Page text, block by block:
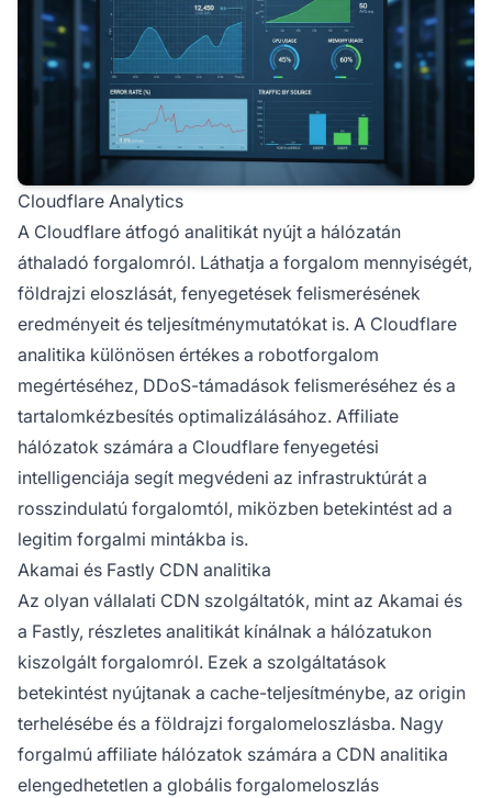
Cloudflare Analytics
A Cloudflare átfogó analitikát nyújt a hálózatán
áthaladó forgalomról. Láthatja a forgalom mennyiségét,
földrajzi eloszlását, fenyegetések felismerésének
eredményeit és teljesítménymutatókat is. A Cloudflare
analitika különösen értékes a robotforgalom
megértéséhez, DDoS-támadások felismeréséhez és a
tartalomkézbesítés optimalizálásához. Affiliate
hálózatok számára a Cloudflare fenyegetési
intelligenciája segít megvédeni az infrastruktúrát a
rosszindulatú forgalomtól, miközben betekintést ad a
legitim forgalmi mintákba is.
Akamai és Fastly CDN analitika
Az olyan vállalati CDN szolgáltatók, mint az Akamai és
a Fastly, részletes analitikát kínálnak a hálózatukon
kiszolgált forgalomról. Ezek a szolgáltatások
betekintést nyújtanak a cache-teljesítménybe, az origin
terhelésébe és a földrajzi forgalomeloszlásba. Nagy
forgalmú affiliate hálózatok számára a CDN analitika
elengedhetetlen a globális forgalomeloszlás